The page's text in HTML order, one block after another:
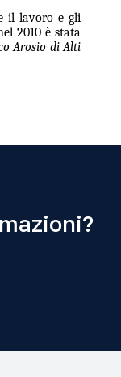
il lavoro e gli
2010 è stata
Arosio di Alti